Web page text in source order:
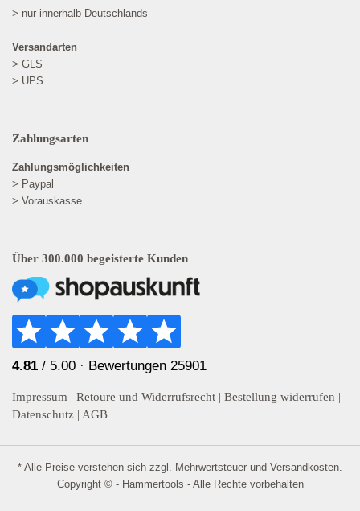
> nur innerhalb Deutschlands
Versandarten
> GLS
> UPS
Zahlungsarten
Zahlungsmöglichkeiten
> Paypal
> Vorauskasse
Über 300.000 begeisterte Kunden
4.81 / 5.00 · Bewertungen 25901
Impressum | Retoure und Widerrufsrecht | Bestellung widerrufen |
Datenschutz | AGB
* Alle Preise verstehen sich zzgl. Mehrwertsteuer und Versandkosten.
Copyright © - Hammertools - Alle Rechte vorbehalten